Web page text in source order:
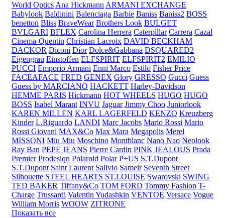
World Optics Ana Hickmann ARMANI EXCHANGE
Babylook Baldinini Balenciaga Barbie Baniss Baniss2 BOSS
benetton Bliss BraveWear Brothers Look BULGET
BVLGARI BFLEX Carolina Herrera Caterpillar Carrera Cazal
Cinema-Quentin Christian Lacroix DAVID BECKHAM
DACKOR Diconi Dior Dolce&Gabbana DSQUARED2
Eigengrau Einstoffen ELFSPIRIT ELFSPIRIT2 EMILIO
PUCCI Emporio Armani Enni Marco Estilo Fisher Price
FACEAFACE FRED GENEX Glory GRESSO Gucci Guess
Guess by MARCIANO HACKETT Harley-Davidson
HEMME PARIS Hickmann HOT WHEELS HUGO HUGO
BOSS Isabel Marant INVU Jaguar Jimmy Choo Juniorlook
KAREN MILLEN KARL LAGERFELD KENZO Kreuzberg
Kinder L.Riguardo LANDI Marc Jacobs Mario Rossi Mario
Rossi Giovani MAX&Co Max Mara Megapolis Merel
MISSONI Miu Miu Moschino Montblanc Nano Nao Neolook
Ray Ban PEPE JEANS Pierre Cardin PINK JEALOUS Prada
Premier Prodesiqn Polaroid Polar P+US S.T.Dupont
S.T.Dupont Saint Laurent Salivio Sameir Seventh Street
Silhouette STEEL HEARTS ST.LOUISE Swarovski SWING
TED BAKER Tiffany&Co TOM FORD Tommy Fashion T-
Charge Trussardi Valentin Yudashkin VENTOE Versace Vogue
William Morris WOOW ZITRONE
Показать все